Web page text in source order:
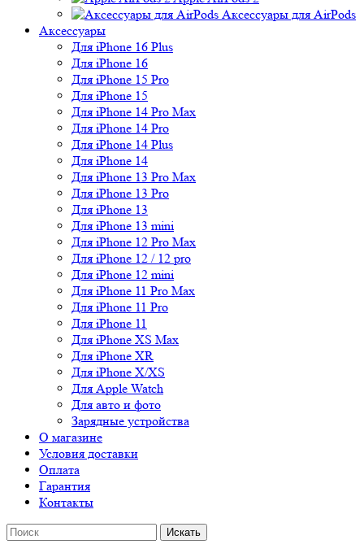
Аксессуары для AirPods
Аксессуары
Для iPhone 16 Plus
Для iPhone 16
Для iPhone 15 Pro
Для iPhone 15
Для iPhone 14 Pro Max
Для iPhone 14 Pro
Для iPhone 14 Plus
Для iPhone 14
Для iPhone 13 Pro Max
Для iPhone 13 Pro
Для iPhone 13
Для iPhone 13 mini
Для iPhone 12 Pro Max
Для iPhone 12 / 12 pro
Для iPhone 12 mini
Для iPhone 11 Pro Max
Для iPhone 11 Pro
Для iPhone 11
Для iPhone XS Max
Для iPhone XR
Для iPhone X/XS
Для Apple Watch
Для авто и фото
Зарядные устройства
О магазине
Условия доставки
Оплата
Гарантия
Контакты